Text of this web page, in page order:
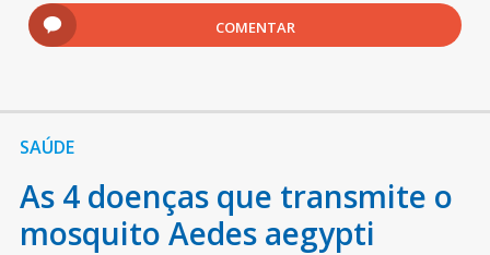
COMENTAR
SAÚDE
As 4 doenças que transmite o
mosquito Aedes aegypti